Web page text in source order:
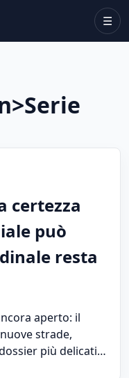
☰
certezza
può
resta
aperto: il
strade,
più delicati…